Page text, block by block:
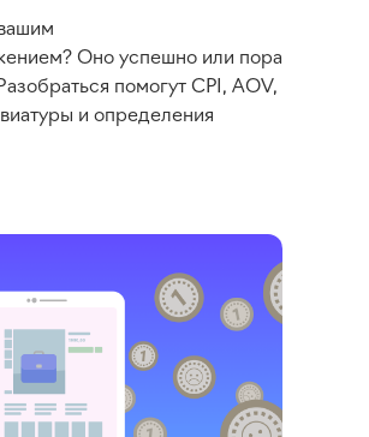
? Оно успешно или пора
помогут CPI, AOV,
и определения